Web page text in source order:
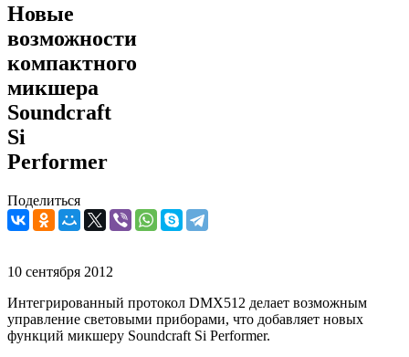
Новые
возможности
компактного
микшера
Soundcraft
Si
Performer
Поделиться
10 сентября 2012
Интегрированный протокол DMX512 делает возможным
управление световыми приборами, что добавляет новых
функций микшеру Soundcraft Si Performer.